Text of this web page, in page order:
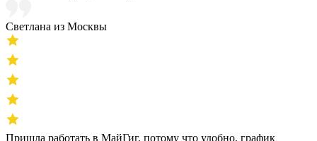
Светлана из Москвы
Пришла работать в МайГиг, потому что удобно, график